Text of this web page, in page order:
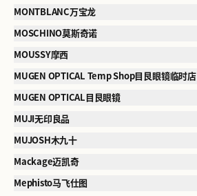
MONTBLANC万宝龙
MOSCHINO莫斯奇诺
MOUSSY摩西
MUGEN OPTICAL Temp Shop目艮眼镜临时店
MUGEN OPTICAL目艮眼镜
MUJI无印良品
MUJOSH木九十
Mackage迈凯奇
Mephisto马飞仕图